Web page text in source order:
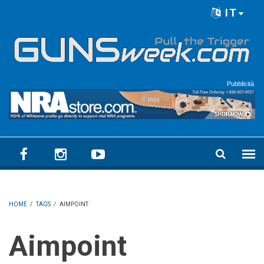
IT
Pubblicità
HOME / TAGS / AIMPOINT
Aimpoint